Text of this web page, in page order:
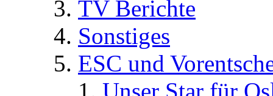
TV Berichte
Sonstiges
ESC und
Unser Star für